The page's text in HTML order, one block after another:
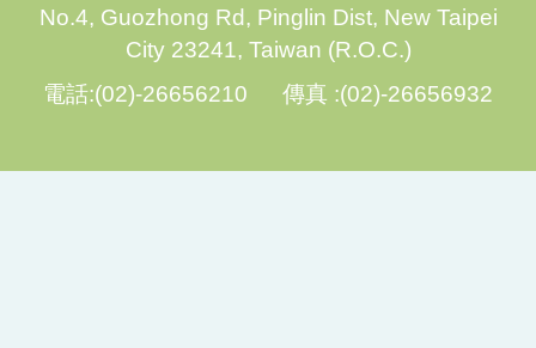
No.4, Guozhong Rd, Pinglin Dist, New Taipei
City 23241, Taiwan (R.O.C.)
電話:(02)-26656210 傳真 :(02)-26656932